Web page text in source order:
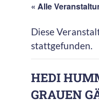
« Alle
Diese
stattgefunden.
HEDI
GRAUEN